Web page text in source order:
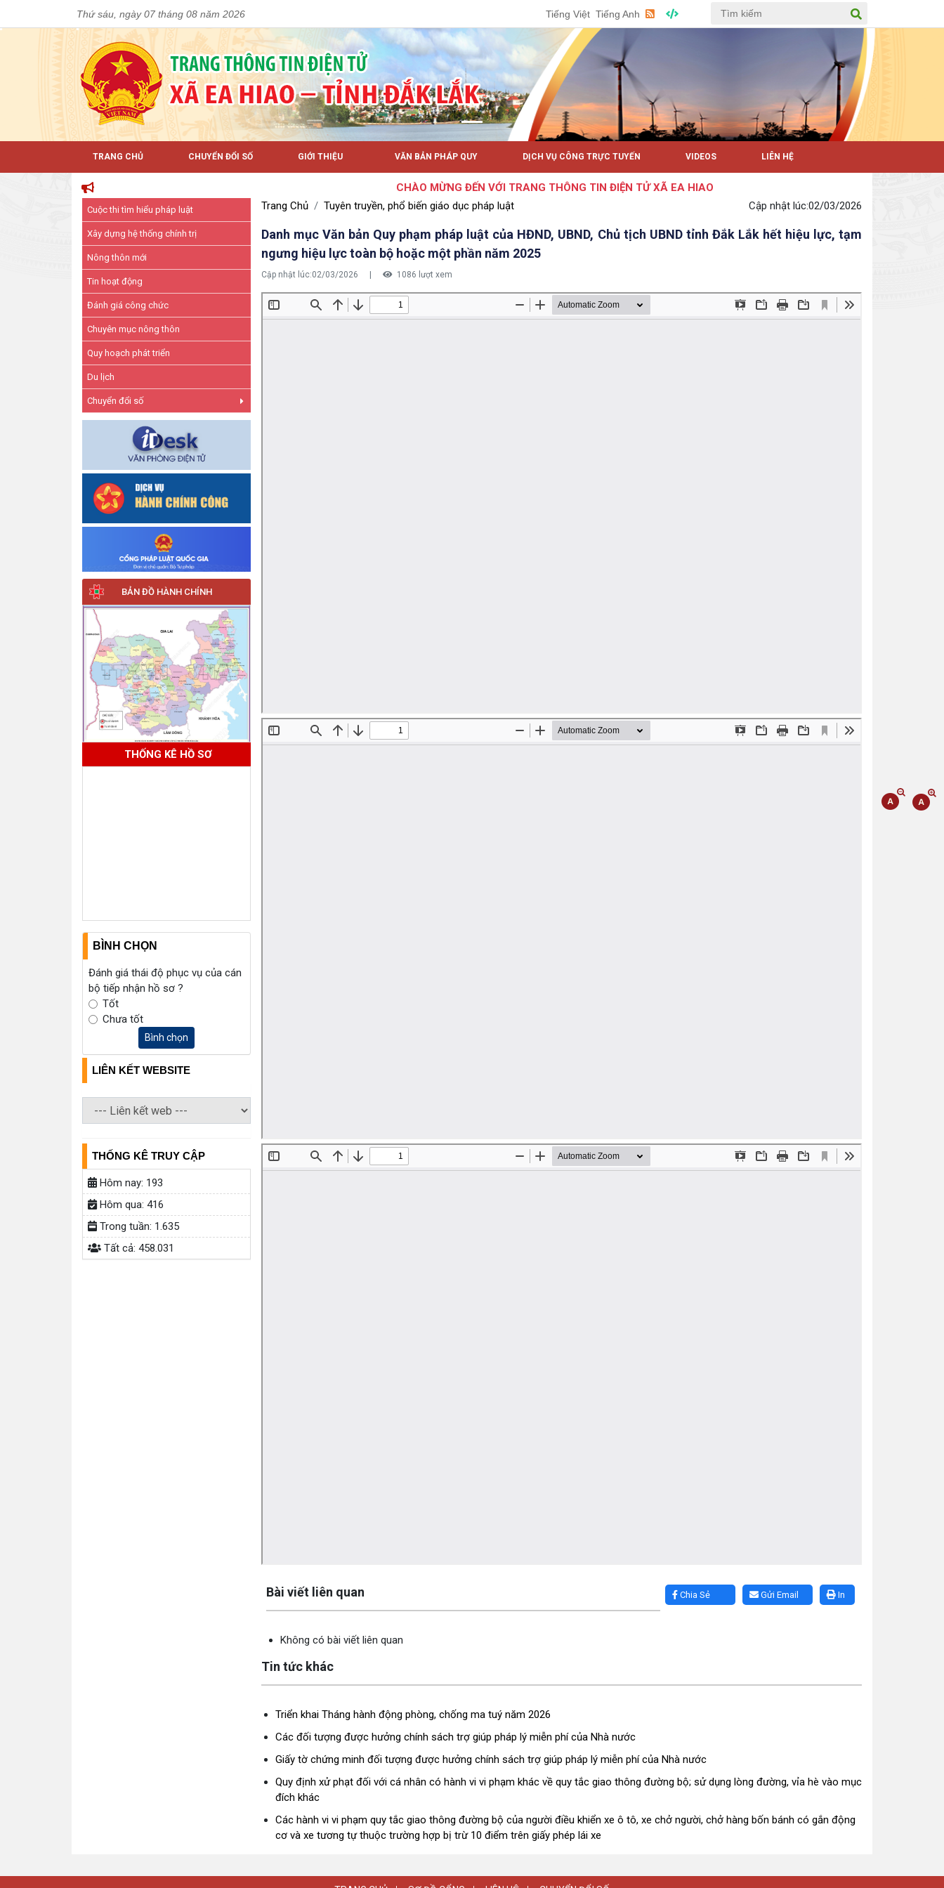
Thứ sáu, ngày 07 tháng 08 năm 2026 Tiếng Việt Tiếng Anh
TRANG CHỦ CHUYỂN ĐỔI SỐ GIỚI THIỆU VĂN BẢN PHÁP QUY DỊCH VỤ CÔNG TRỰC TUYẾN VIDEOS LIÊN HỆ
CHÀO MỪNG ĐẾN VỚI TRANG THÔNG TIN ĐIỆN TỬ XÃ EA HIAO
Cuộc thi tìm hiểu pháp luật
Xây dựng hệ thống chính trị
Nông thôn mới
Tin hoạt động
Đánh giá công chức
Chuyên mục nông thôn
Quy hoạch phát triển
Du lịch
Chuyển đổi số
BẢN ĐỒ HÀNH CHÍNH
THỐNG KÊ HỒ SƠ
BÌNH CHỌN
Đánh giá thái độ phục vụ của cán
bộ tiếp nhận hồ sơ ?
Tốt
Chưa tốt
Bình chọn
LIÊN KẾT WEBSITE
THỐNG KÊ TRUY CẬP
Hôm nay: 193
Hôm qua: 416
Trong tuần: 1.635
Tất cả: 458.031
Trang Chủ Tuyên truyền, phổ biến giáo dục pháp luật Cập nhật lúc:02/03/2026
Danh mục Văn bản Quy phạm pháp luật của HĐND, UBND, Chủ tịch UBND tỉnh Đắk Lắk hết hiệu lực, tạm
ngưng hiệu lực toàn bộ hoặc một phần năm 2025
Cập nhật lúc:02/03/2026 1086 lượt xem
In
Gửi Email
Chia Sẻ
Bài viết liên quan
Không có bài viết liên quan
Tin tức khác
Triển khai Tháng hành động phòng, chống ma tuý năm 2026
Các đối tượng được hưởng chính sách trợ giúp pháp lý miễn phí của Nhà nước
Giấy tờ chứng minh đối tượng được hưởng chính sách trợ giúp pháp lý miễn phí của Nhà nước
Quy định xử phạt đối với cá nhân có hành vi vi phạm khác về quy tắc giao thông đường bộ; sử dụng lòng đường, vỉa hè vào mục
đích khác
Các hành vi vi phạm quy tắc giao thông đường bộ của người điều khiển xe ô tô, xe chở người, chở hàng bốn bánh có gắn động
cơ và xe tương tự thuộc trường hợp bị trừ 10 điểm trên giấy phép lái xe